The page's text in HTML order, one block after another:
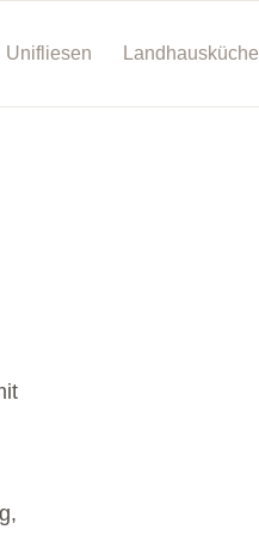
Unifliesen Landhausküche